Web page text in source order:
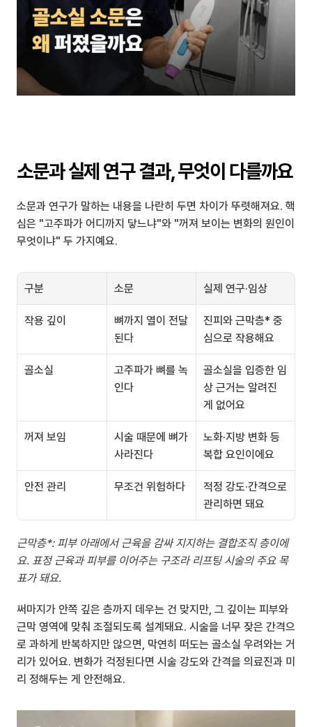
소문과 실제 연구 결과, 무엇이 다를까요
소문과 연구가 말하는 내용을 나란히 두면 차이가 뚜렷해져요. 핵
심은 "고주파가 어디까지 닿느냐"와 "꺼져 보이는 변화의 원인이
무엇이냐" 두 가지예요.
구분 소문 실제 연구·임상
작용 깊이
뼈까지 열이 전달
된다
진피와 근막층* 중
심으로 작용해요
골소실
고주파가 뼈를 녹
인다
골소실을 입증한 임
상 근거는 알려진
게 없어요
꺼져 보임
시술 때문에 뼈가
사라진다
노화·지방 변화 등
복합 요인이에요
안전 관리 무조건 위험하다
적정 강도·간격으로
관리하면 돼요
근막층*: 피부 아래에서 근육을 감싸 지지하는 결합조직 층이에
요. 표정 근육과 피부를 이어주는 구조라 리프팅 시술의 주요 목
표가 돼요.
써마지가 안쪽 깊은 층까지 데우는 건 맞지만, 그 깊이는 피부와
근막 영역에 맞춰 조절되도록 설계돼요. 시술을 너무 잦은 간격으
로 과하게 반복하지만 않으면, 막연히 떠도는 골소실 우려와는 거
리가 있어요. 변화가 걱정된다면 시술 강도와 간격을 의료진과 미
리 정해두는 게 안전해요.